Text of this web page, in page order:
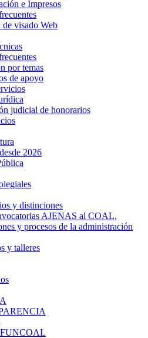
e Impresos
visado Web
por temas
de apoyo
judicial de honorarios
2026
y distinciones
AJENAS al COAL,
y procesos de la administración
y talleres
FUNCOAL